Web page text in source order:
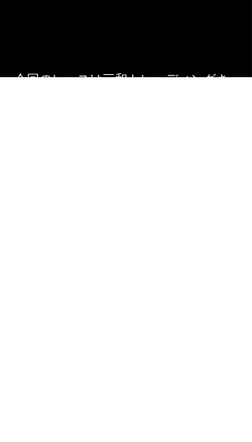
今回のレースは三和トレーディングさ